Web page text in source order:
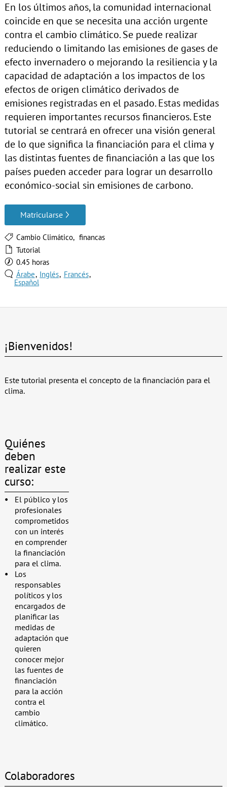
En los últimos años, la comunidad internacional
coincide en que se necesita una acción urgente
contra el cambio climático. Se puede realizar
reduciendo o limitando las emisiones de gases de
efecto invernadero o mejorando la resiliencia y la
capacidad de adaptación a los impactos de los
efectos de origen climático derivados de
emisiones registradas en el pasado. Estas medidas
requieren importantes recursos financieros. Este
tutorial se centrará en ofrecer una visión general
de lo que significa la financiación para el clima y
las distintas fuentes de financiación a las que los
países pueden acceder para lograr un desarrollo
económico-social sin emisiones de carbono.
Matricularse
Cambio Climático
financas
Tutorial
0.45 horas
Árabe Inglés Francés
Español
¡Bienvenidos!
Este tutorial presenta el concepto de la financiación para el
clima.
Quiénes
deben
realizar este
curso:
El público y los
profesionales
comprometidos
con un interés
en comprender
la financiación
para el clima.
Los
responsables
políticos y los
encargados de
planificar las
medidas de
adaptación que
quieren
conocer mejor
las fuentes de
financiación
para la acción
contra el
cambio
climático.
Colaboradores